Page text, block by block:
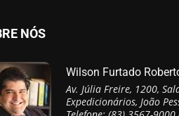
NÓS
Wilson Furtado
Av. Júlia Freire, 1200,
Expedicionários, João